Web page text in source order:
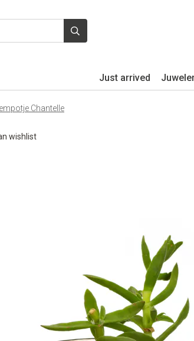
Just arrived
Chantelle
wishlist